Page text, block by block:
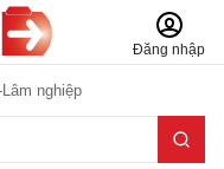
Đăng nhập
nghiệp